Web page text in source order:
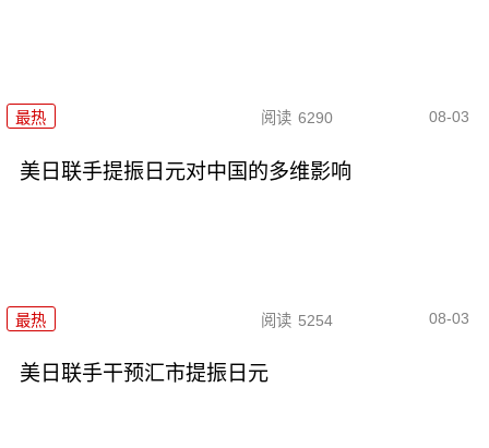
最热 阅读 6290 08-03
美日联手提振日元对中国的多维影响
最热 阅读 5254 08-03
美日联手干预汇市提振日元